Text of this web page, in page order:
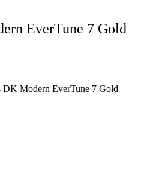
EverTune 7 Gold
DK Modern EverTune 7 Gold